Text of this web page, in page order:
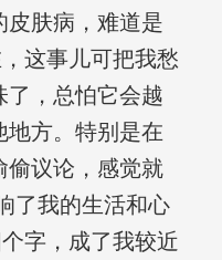
皮肤病，难道是
这事儿可把我愁
了，总怕它会越
地方。特别是在
偷议论，感觉就
了我的生活和心
字，成了我较近